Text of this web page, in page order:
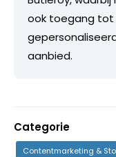
ook toegang tot
aanbied.
Categorie
Contentmarketing &